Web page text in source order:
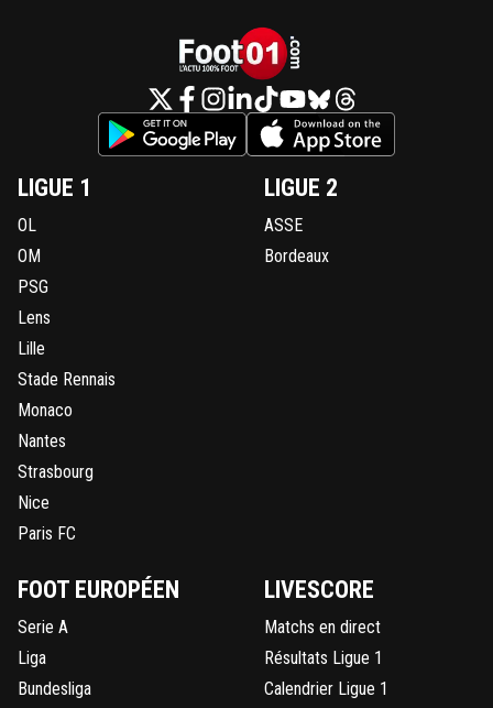
LIGUE 1
OL
OM
PSG
Lens
Lille
Stade Rennais
Monaco
Nantes
Strasbourg
Nice
Paris FC
LIGUE 2
ASSE
Bordeaux
FOOT EUROPÉEN
Serie A
Liga
Bundesliga
LIVESCORE
Matchs en direct
Résultats Ligue 1
Calendrier Ligue 1